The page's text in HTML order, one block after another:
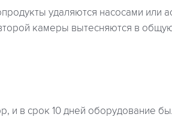
удаляются насосами или
камеры вытесняются в
и в срок 10 дней оборудование